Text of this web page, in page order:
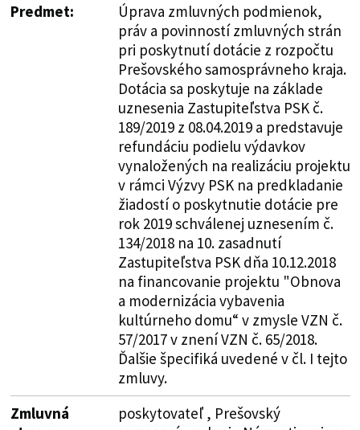
Predmet:
Úprava zmluvných podmienok,
práv a povinností zmluvných strán
pri poskytnutí dotácie z rozpočtu
Prešovského samosprávneho kraja.
Dotácia sa poskytuje na základe
uznesenia Zastupiteľstva PSK č.
189/2019 z 08.04.2019 a predstavuje
refundáciu podielu výdavkov
vynaložených na realizáciu projektu
v rámci Výzvy PSK na predkladanie
žiadostí o poskytnutie dotácie pre
rok 2019 schválenej uznesením č.
134/2018 na 10. zasadnutí
Zastupiteľstva PSK dňa 10.12.2018
na financovanie projektu "Obnova
a modernizácia vybavenia
kultúrneho domu“ v zmysle VZN č.
57/2017 v znení VZN č. 65/2018.
Ďalšie špecifiká uvedené v čl. I tejto
zmluvy.
Zmluvná
poskytovateľ , Prešovský